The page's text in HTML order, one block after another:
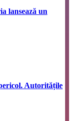
lansează un
Autoritățile